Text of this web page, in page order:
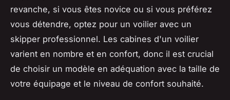
revanche, si vous êtes novice ou si vous préférez
vous détendre, optez pour un voilier avec un
skipper professionnel. Les cabines d'un voilier
varient en nombre et en confort, donc il est crucial
de choisir un modèle en adéquation avec la taille de
votre équipage et le niveau de confort souhaité.